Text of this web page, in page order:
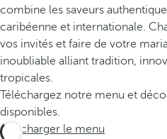
combine les saveurs
caribéenne et internationale.
vos invités et faire de votre
inoubliable alliant tradition,
tropicales.
Téléchargez notre menu et
disponibles.
Télécharger le menu